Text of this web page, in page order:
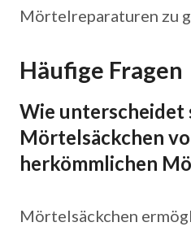
Mörtelreparaturen zu
Häufige Fragen
Wie unterscheidet
Mörtelsäckchen
herkömmlichen
Mörtelsäckchen